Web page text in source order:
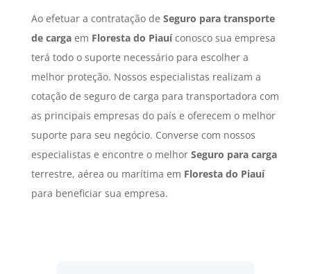
Ao efetuar a contratação de Seguro para transporte
de cargaem Floresta do Piauíconosco sua empresa
terá todo o suporte necessário para escolher a
melhor proteção. Nossos especialistas realizam a
cotação de seguro de carga para transportadora com
as principais empresas do país e oferecem o melhor
suporte para seu negócio. Converse com nossos
especialistas e encontre o melhor Seguro para carga
terrestre, aérea ou marítima em Floresta do Piauí
para beneficiar sua empresa.